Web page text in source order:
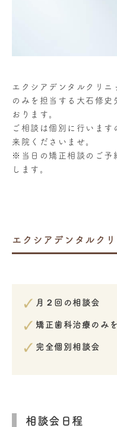
エクシアデンタルクリニ
のみを担当する大石修史
おります。
ご相談は個別に行いま
来院くださいませ。
※当日の矯正相談のご予
します。
エクシアデンタルク
月２回の相談会
矯正歯科治療のみ
完全個別相談会
相談会日程